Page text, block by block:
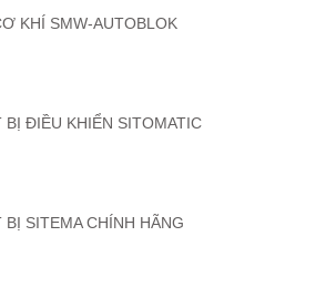
KHÍ SMW-AUTOBLOK
BỊ ĐIỀU KHIỂN SITOMATIC
BỊ SITEMA CHÍNH HÃNG